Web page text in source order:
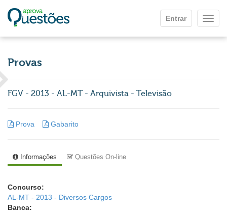
Entrar
Provas
FGV - 2013 - AL-MT - Arquivista - Televisão
Prova Gabarito
Informações Questões On-line
Concurso:
AL-MT - 2013 - Diversos Cargos
Banca: